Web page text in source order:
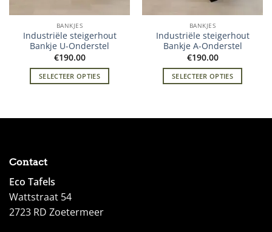
BANKJES
Industriële steigerhout
Bankje U-Onderstel
€190.00
SELECTEER OPTIES
BANKJES
Industriële steigerhout
Bankje A-Onderstel
€190.00
SELECTEER OPTIES
Contact
Eco Tafels
Wattstraat 54
2723 RD Zoetermeer